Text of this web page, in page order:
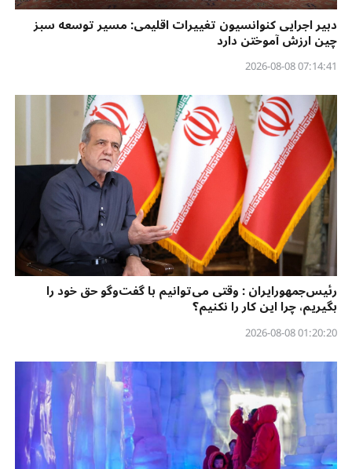
دبیر اجرایی کنوانسیون تغییرات اقلیمی: مسیر توسعه سبز
چین ارزش آموختن دارد
07:14:41 2026-08-08
رئیس‌جمهورایران : وقتی می‌توانیم با گفت‌وگو حق خود را
بگیریم، چرا این کار را نکنیم؟
01:20:20 2026-08-08